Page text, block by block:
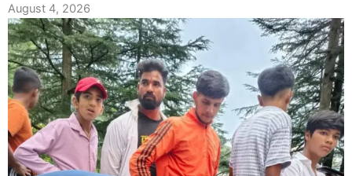
August 4, 2026